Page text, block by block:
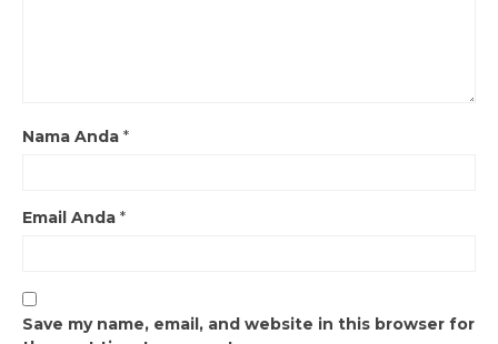
Nama Anda *
Email Anda *
Save my name, email, and website in this browser for